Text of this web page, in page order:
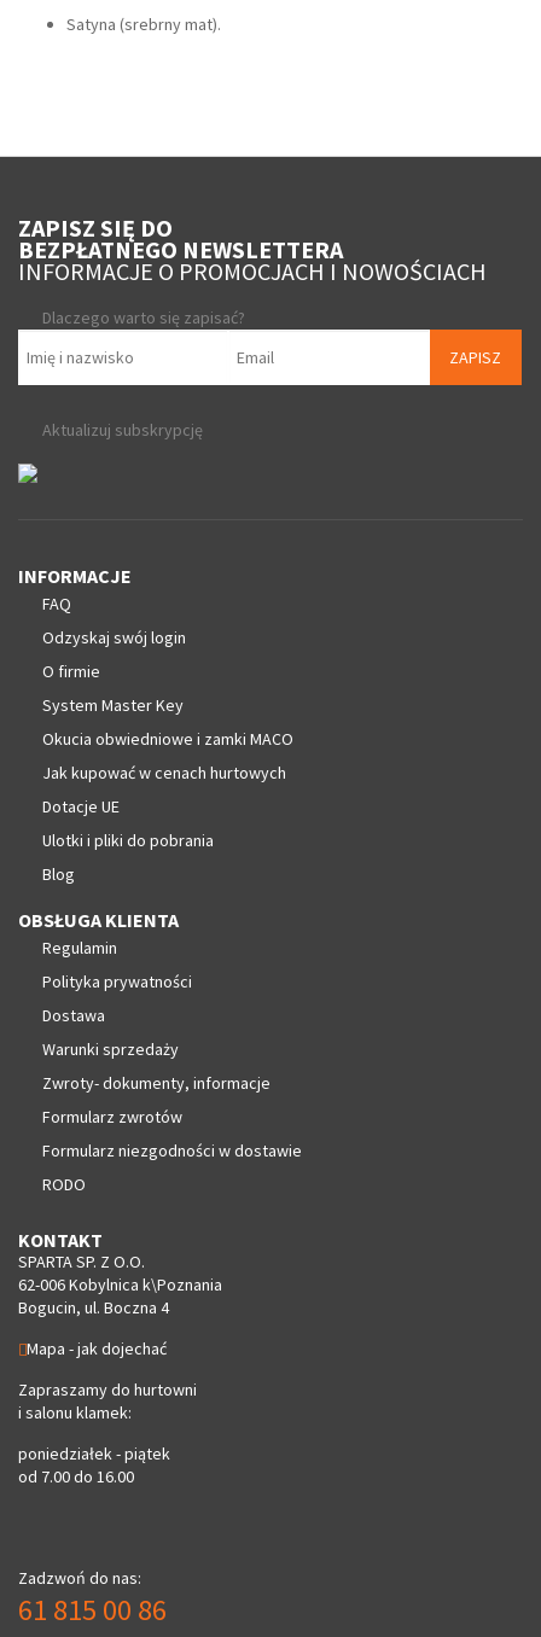
Satyna (srebrny mat).
ZAPISZ SIĘ DO
BEZPŁATNEGO NEWSLETTERA
INFORMACJE O PROMOCJACH I NOWOŚCIACH
Dlaczego warto się zapisać?
ZAPISZ
Aktualizuj subskrypcję
INFORMACJE
FAQ
Odzyskaj swój login
O firmie
System Master Key
Okucia obwiedniowe i zamki MACO
Jak kupować w cenach hurtowych
Dotacje UE
Ulotki i pliki do pobrania
Blog
OBSŁUGA KLIENTA
Regulamin
Polityka prywatności
Dostawa
Warunki sprzedaży
Zwroty- dokumenty, informacje
Formularz zwrotów
Formularz niezgodności w dostawie
RODO
KONTAKT
SPARTA SP. Z O.O.
62-006 Kobylnica k\Poznania
Bogucin, ul. Boczna 4
Mapa - jak dojechać
Zapraszamy do hurtowni
i salonu klamek:
poniedziałek - piątek
od 7.00 do 16.00
Zadzwoń do nas:
61 815 00 86